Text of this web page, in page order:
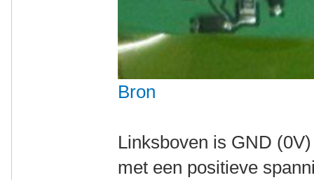
Bron
Linksboven is GND
met een positieve